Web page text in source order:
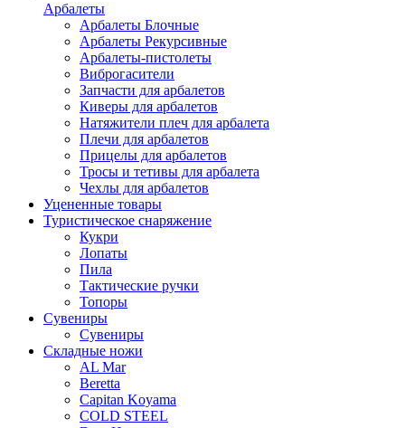
Арбалеты
Арбалеты Блочные
Арбалеты Рекурсивные
Арбалеты-пистолеты
Виброгасители
Запчасти для арбалетов
Киверы для арбалетов
Натяжители плеч для арбалета
Плечи для арбалетов
Прицелы для арбалетов
Тросы и тетивы для арбалета
Чехлы для арбалетов
Уцененные товары
Туристическое снаряжение
Кукри
Лопаты
Пила
Тактические ручки
Топоры
Сувениры
Сувениры
Складные ножи
AL Mar
Beretta
Capitan Koyama
COLD STEEL